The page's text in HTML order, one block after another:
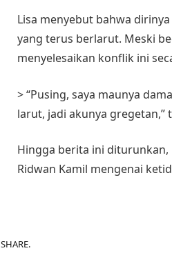
Lisa menyebut bahwa
yang terus berlarut. Meski
menyelesaikan konflik ini
> “Pusing, saya maunya
larut, jadi akunya gregetan,”
Hingga berita ini
Ridwan Kamil mengenai
SHARE.